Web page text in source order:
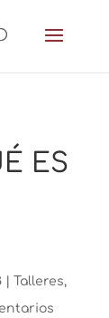
ES
| Talleres,